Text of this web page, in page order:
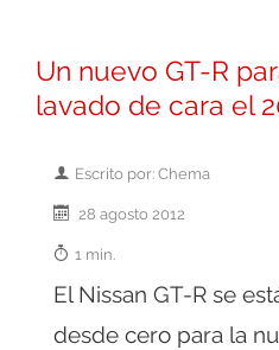
Un nuevo GT-R
lavado de cara el
Escrito por: Chema
28 agosto 2012
1 min.
El Nissan GT-R se
desde cero para la